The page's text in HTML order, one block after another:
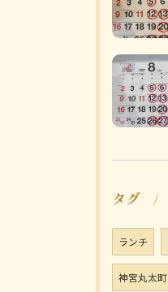
タグ
ランチ
神宮丸太町